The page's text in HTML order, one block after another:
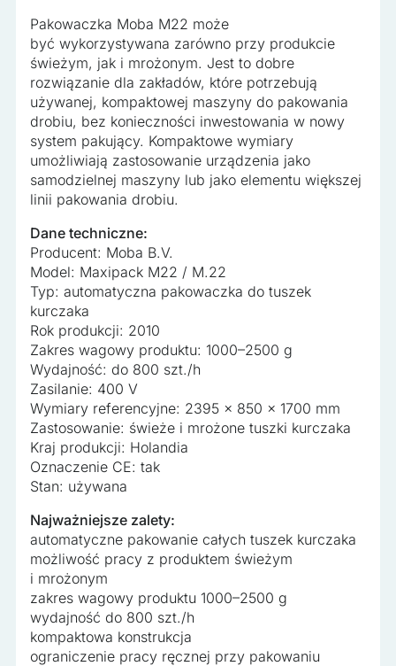
Pakowaczka Moba M22 może
być wykorzystywana zarówno przy produkcie
świeżym, jak i mrożonym. Jest to dobre
rozwiązanie dla zakładów, które potrzebują
używanej, kompaktowej maszyny do pakowania
drobiu, bez konieczności inwestowania w nowy
system pakujący. Kompaktowe wymiary
umożliwiają zastosowanie urządzenia jako
samodzielnej maszyny lub jako elementu większej
linii pakowania drobiu.
Dane techniczne:
Producent: Moba B.V.
Model: Maxipack M22 / M.22
Typ: automatyczna pakowaczka do tuszek
kurczaka
Rok produkcji: 2010
Zakres wagowy produktu: 1000–2500 g
Wydajność: do 800 szt./h
Zasilanie: 400 V
Wymiary referencyjne: 2395 × 850 × 1700 mm
Zastosowanie: świeże i mrożone tuszki kurczaka
Kraj produkcji: Holandia
Oznaczenie CE: tak
Stan: używana
Najważniejsze zalety:
automatyczne pakowanie całych tuszek kurczaka
możliwość pracy z produktem świeżym
i mrożonym
zakres wagowy produktu 1000–2500 g
wydajność do 800 szt./h
kompaktowa konstrukcja
ograniczenie pracy ręcznej przy pakowaniu